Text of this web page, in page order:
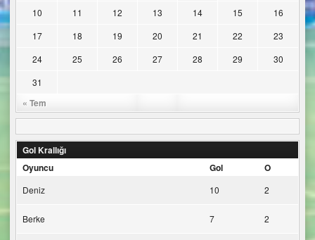
« Tem
10
11 12 13 14 15
16
17
18 19 20 21 22
23
24
25 26 27 28 29
30
31
Gol Krallığı
Oyuncu
Gol O
Deniz 10 2
Berke 7 2